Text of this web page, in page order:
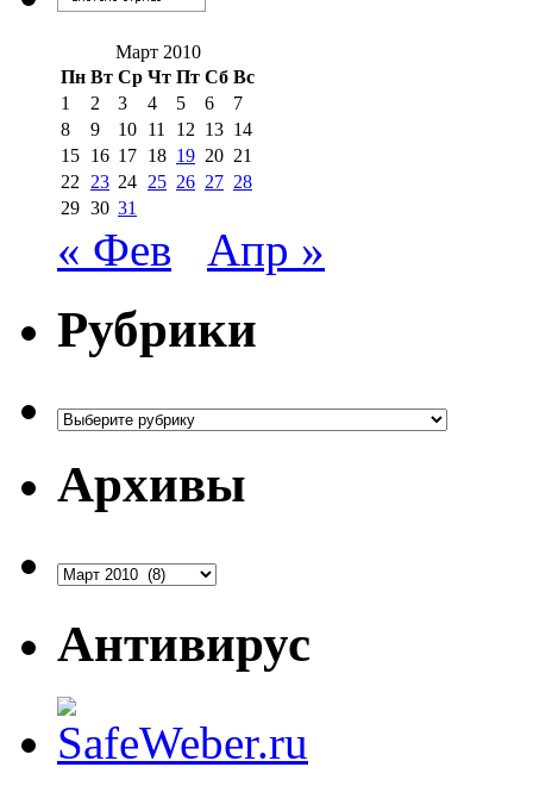
Март 2010
Пн Вт Ср Чт Пт Сб Вс
1
2 3 4 5 6
7
8
9 10 11 12 13 14
15 16 17 18 19 20 21
22 23 24 25 26 27 28
29 30 31
« Фев Апр »
Рубрики
Рубрики
Архивы
Антивирус